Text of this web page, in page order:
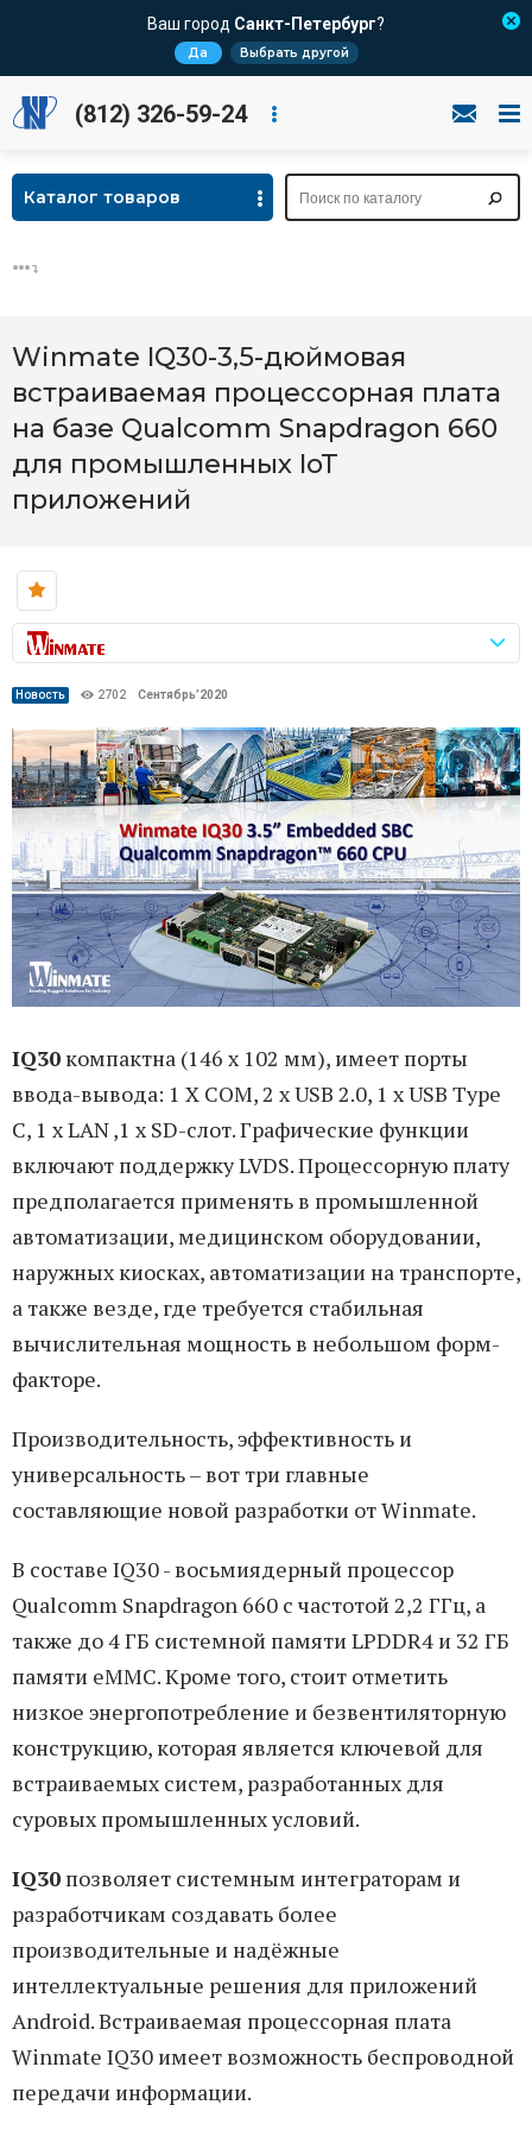
Ваш город Санкт-Петербург?
Да Выбрать другой
(812) 326-59-24
Каталог товаров
Winmate IQ30-3,5-дюймовая
встраиваемая процессорная плата
на базе Qualcomm Snapdragon 660
для промышленных IoT
приложений
Новость 2702 Сентябрь’2020
IQ30 компактна (146 x 102 мм), имеет порты
ввода-вывода: 1 X COM, 2 x USB 2.0, 1 x USB Type
C, 1 x LAN ,1 x SD-слот. Графические функции
включают поддержку LVDS. Процессорную плату
предполагается применять в промышленной
автоматизации, медицинском оборудовании,
наружных киосках, автоматизации на транспорте,
а также везде, где требуется стабильная
вычислительная мощность в небольшом форм-
факторе.
Производительность, эффективность и
универсальность – вот три главные
составляющие новой разработки от Winmate.
В составе IQ30 - восьмиядерный процессор
Qualcomm Snapdragon 660 с частотой 2,2 ГГц, а
также до 4 ГБ системной памяти LPDDR4 и 32 ГБ
памяти eMMC. Кроме того, стоит отметить
низкое энергопотребление и безвентиляторную
конструкцию, которая является ключевой для
встраиваемых систем, разработанных для
суровых промышленных условий.
IQ30 позволяет системным интеграторам и
разработчикам создавать более
производительные и надёжные
интеллектуальные решения для приложений
Android. Встраиваемая процессорная плата
Winmate IQ30 имеет возможность беспроводной
передачи информации.